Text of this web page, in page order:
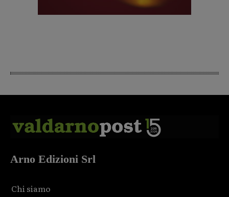
Arno Edizioni Srl
Chi siamo